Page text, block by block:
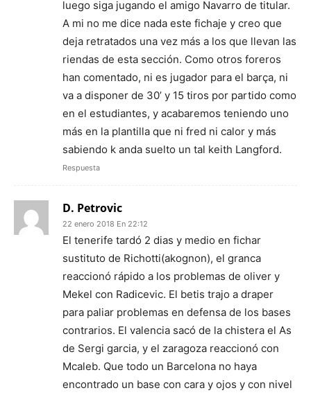
luego siga jugando el amigo Navarro de titular.
A mi no me dice nada este fichaje y creo que
deja retratados una vez más a los que llevan las
riendas de esta sección. Como otros foreros
han comentado, ni es jugador para el barça, ni
va a disponer de 30’ y 15 tiros por partido como
en el estudiantes, y acabaremos teniendo uno
más en la plantilla que ni fred ni calor y más
sabiendo k anda suelto un tal keith Langford.
Respuesta
D. Petrovic
22 enero 2018 En 22:12
El tenerife tardó 2 dias y medio en fichar
sustituto de Richotti(akognon), el granca
reaccionó rápido a los problemas de oliver y
Mekel con Radicevic. El betis trajo a draper
para paliar problemas en defensa de los bases
contrarios. El valencia sacó de la chistera el As
de Sergi garcia, y el zaragoza reaccionó con
Mcaleb. Que todo un Barcelona no haya
encontrado un base con cara y ojos y con nivel